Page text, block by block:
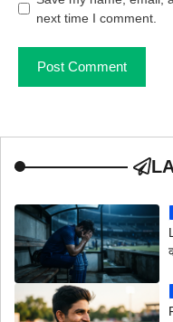
next time I comment.